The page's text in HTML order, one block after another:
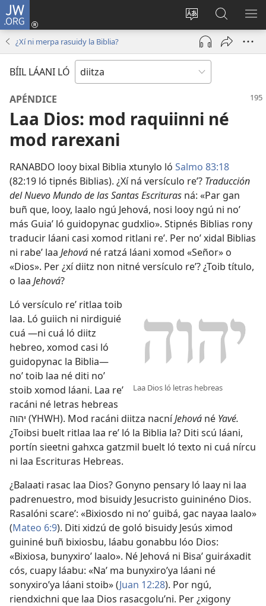
JW.ORG
Radzaʼ
diitz
Par
salólo
(opens
window)
Biyopy
jw.org
¿Xí ni merpa rasuidy la Biblia?
BÍIL LÁANI LÓ
APÉNDICE
Laa Dios: mod raquiinni né
mod rarexani
RANABDO looy bixal Biblia xtunylo ló Salmo 83:18
(82:19 ló tipnés Biblias). ¿Xí ná versículo reʼ? Traducción
del Nuevo Mundo de las Santas Escrituras ná: «Par gan
buñ que, looy, laalo ngú Jehová, nosi looy ngú ni noʼ
más Guiaʼ ló guidopynac gudxlio». Stipnés Biblias rony
traducir láani casi xomod ritlani reʼ. Per noʼ xidal Biblias
ni rabeʼ laa Jehová né ratzá láani xomod «Señor» o
«Dios». Per ¿xí diitz non nitné versículo reʼ? ¿Toib título,
o laa Jehová?
Laa Dios ló letras hebreas
Ló versículo reʼ ritlaa toib
laa. Ló guiich ni nirdiguié
cuá —ni cuá ló diitz
hebreo, xomod casi ló
guidopynac la Biblia—
noʼ toib laa né diti noʼ
stoib xomod láani. Laa reʼ
racáni né letras hebreas
יהוה (YHWH). Mod racáni diitza nacníJehová né Yavé.
¿Toibsi buelt ritlaa laa reʼ ló la Biblia la? Diti scú láani,
portín sieetni gahxca gatzmil buelt ló texto ni cuá nírcu
ni laa Escrituras Hebreas.
¿Balaati rasac laa Dios? Gonyno pensary ló laay ni laa
padrenuestro, mod bisuidy Jesucristo guininéno Dios.
Rasalóni scareʼ: «Bixiosdo ni noʼ guibá, gac nayaa laalo»
(Mateo 6:9). Diti xidzú de goló bisuidy Jesús ximod
guininé buñ bixiosbu, láabu gonabbu lóo Dios:
«Bixiosa, bunyxiroʼ laalo». Né Jehová ni Bisaʼ guiráxadit
cós, cuapy láabu: «Naʼ ma bunyxiroʼya láani né
sonyxiroʼya láani stoib» (Juan 12:28). Por ngú,
riendxichni que laa Dios rasacgoluʼni. Per ¿xigony